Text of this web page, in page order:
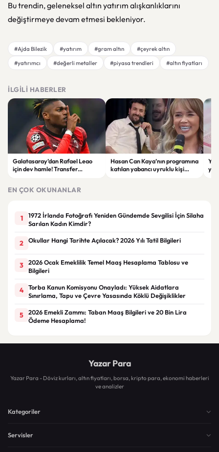
Bu trendin, geleneksel altın yatırım alışkanlıklarını
değiştirmeye devam etmesi bekleniyor.
#Ajda Bilezik #yatırım #gram altın
#çeyrek altın
#yatırımcı
#değerli metaller #piyasa trendleri #altın fiyatları
İLGILI HABERLER
Galatasaray’dan Rafael Leao
için dev hamle! Transfer
Hasan Can Kaya’nın programına
katılan yabancı uyruklu kişi
EN ÇOK OKUNANLAR
1
1972 İrlanda Fotoğrafı Yeniden Gündemde Sevgilisi İçin Silaha
Sarılan Kadın Kimdir?
2 Okullar Hangi Tarihte Açılacak? 2026 Yılı Tatil Bilgileri
3
2026 Ocak Emeklilik Temel Maaş Hesaplama Tablosu ve
Bilgileri
4
Torba Kanun Komisyonu Onayladı: Yüksek Aidatlara
Sınırlama, Tapu ve Çevre Yasasında Köklü Değişiklikler
5
2026 Emekli Zammı: Taban Maaş Bilgileri ve 20 Bin Lira
Ödeme Hesaplama!
Yazar Para
Yazar Para - Döviz kurları, altın fiyatları, borsa, kripto para, ekonomi haberleri
ve analizler
Kategoriler
Servisler